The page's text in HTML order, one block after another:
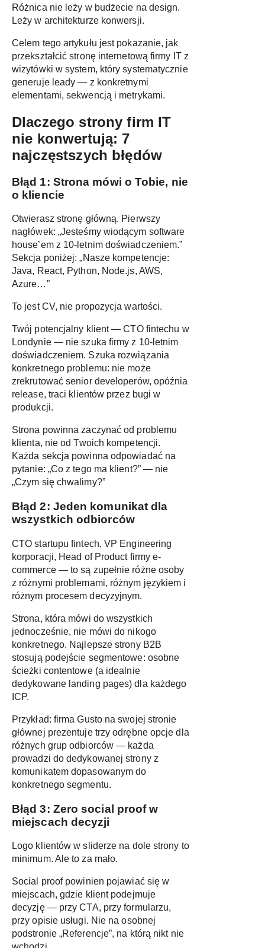
Różnica nie leży w budżecie na design.
Leży w architekturze konwersji.
Celem tego artykułu jest pokazanie, jak
przekształcić stronę internetową firmy IT z
wizytówki w system, który systematycznie
generuje leady — z konkretnymi
elementami, sekwencją i metrykami.
Dlaczego strony firm IT
nie konwertują: 7
najczęstszych błędów
Błąd 1: Strona mówi o Tobie, nie
o kliencie
Otwierasz stronę główną. Pierwszy
nagłówek: „Jesteśmy wiodącym software
house’em z 10-letnim doświadczeniem.”
Sekcja poniżej: „Nasze kompetencje:
Java, React, Python, Node.js, AWS,
Azure…”
To jest CV, nie propozycja wartości.
Twój potencjalny klient — CTO fintechu w
Londynie — nie szuka firmy z 10-letnim
doświadczeniem. Szuka rozwiązania
konkretnego problemu: nie może
zrekrutować senior developerów, opóźnia
release, traci klientów przez bugi w
produkcji.
Strona powinna zaczynać od problemu
klienta, nie od Twoich kompetencji.
Każda sekcja powinna odpowiadać na
pytanie: „Co z tego ma klient?” — nie
„Czym się chwalimy?”
Błąd 2: Jeden komunikat dla
wszystkich odbiorców
CTO startupu fintech, VP Engineering
korporacji, Head of Product firmy e-
commerce — to są zupełnie różne osoby
z różnymi problemami, różnym językiem i
różnym procesem decyzyjnym.
Strona, która mówi do wszystkich
jednocześnie, nie mówi do nikogo
konkretnego. Najlepsze strony B2B
stosują podejście segmentowe: osobne
ścieżki contentowe (a idealnie
dedykowane landing pages) dla każdego
ICP.
Przykład: firma Gusto na swojej stronie
głównej prezentuje trzy odrębne opcje dla
różnych grup odbiorców — każda
prowadzi do dedykowanej strony z
komunikatem dopasowanym do
konkretnego segmentu.
Błąd 3: Zero social proof w
miejscach decyzji
Logo klientów w sliderze na dole strony to
minimum. Ale to za mało.
Social proof powinien pojawiać się w
miejscach, gdzie klient podejmuje
decyzję — przy CTA, przy formularzu,
przy opisie usługi. Nie na osobnej
podstronie „Referencje”, na którą nikt nie